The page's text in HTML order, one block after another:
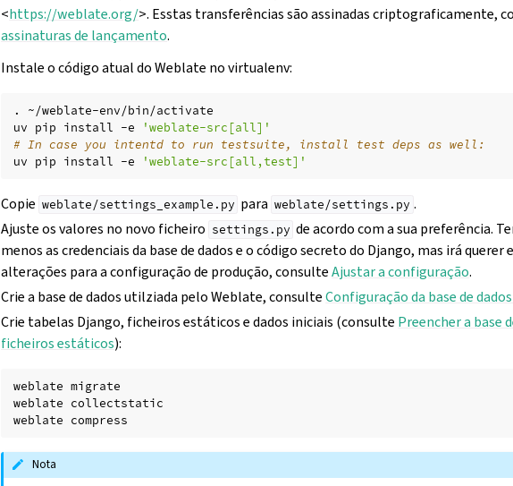
<https://weblate.org/>. Esstas transferências são assinadas criptograficamente,
assinaturas de lançamento.
Instale o código atual do Weblate no virtualenv:
.
~/weblate-env/bin/activate
uv pip install -e
'weblate-src[all]'
# In case you intentd to run testsuite, install test deps as well:
uv pip install -e 'weblate-src[all,test]'
Copie weblate/settings_example.py para weblate/settings.py .
Ajuste os valores no novo ficheiro settings.py de acordo com a sua preferência.
menos as credenciais da base de dados e o código secreto do Django, mas irá querer
alterações para a configuração de produção, consulteAjustar a configuração.
Crie a base de dados utilziada pelo Weblate, consulteConfiguração da base de
Crie tabelas Django, ficheiros estáticos e dados iniciais (consulte Preencher a base
ficheiros estáticos):
weblate migrate
weblate collectstatic
weblate
Nota